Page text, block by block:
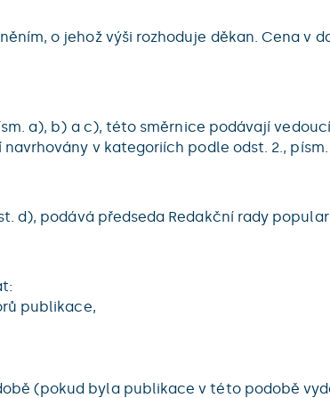
o jehož výši rozhoduje děkan. Cena v
a), b) a c), této směrnice podávají
v kategoriích podle odst. 2.,
d), podává předseda Redakční rady
publikace,
(pokud byla publikace v této podobě